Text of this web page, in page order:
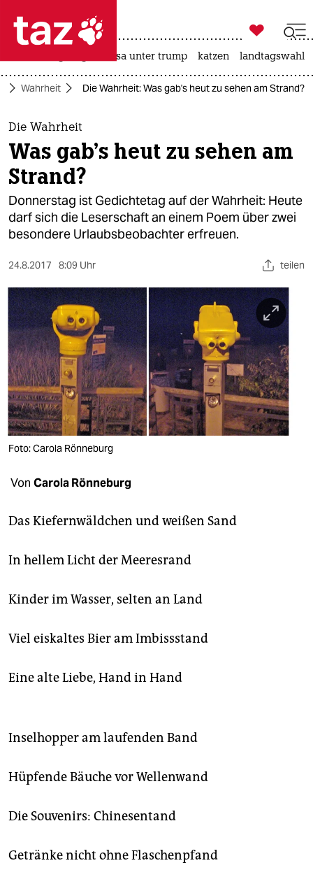
 taz zahl ich
taz zahl ich
themen
politik
öko
gesellschaft
sport
berlin
nord
wahrheit
verlag
verlag
shop
fragen & hilfe
genossenschaft
epaper login

taz zahl ich
usa unter trump katzen landtagswahl
Wahrheit Die Wahrheit: Was gab's heut zu sehen am Strand?
Die Wahrheit
Was gab's heut zu sehen am
Strand?
Donnerstag ist Gedichtetag auf der Wahrheit: Heute
darf sich die Leserschaft an einem Poem über zwei
besondere Urlaubsbeobachter erfreuen.
24.8.2017 8:09 Uhr teilen
Foto: Carola Rönneburg
Von Carola Rönneburg
Das Kiefernwäldchen und weißen Sand
In hellem Licht der Meeresrand
Kinder im Wasser, selten an Land
Viel eiskaltes Bier am Imbissstand
Eine alte Liebe, Hand in Hand
Inselhopper am laufenden Band
Hüpfende Bäuche vor Wellenwand
Die Souvenirs: Chinesentand
Getränke nicht ohne Flaschenpfand